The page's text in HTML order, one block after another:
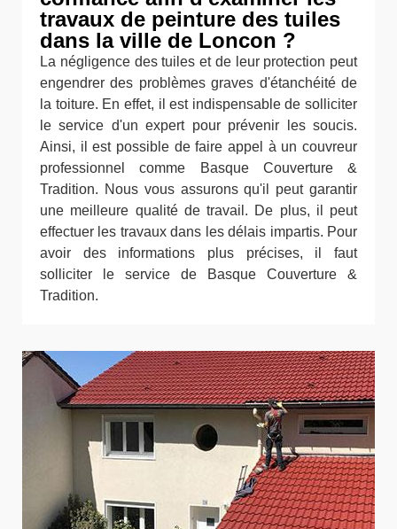
travaux de peinture des tuiles
dans la ville de Loncon ?
La négligence des tuiles et de leur protection peut
engendrer des problèmes graves d'étanchéité de
la toiture. En effet, il est indispensable de solliciter
le service d'un expert pour prévenir les soucis.
Ainsi, il est possible de faire appel à un couvreur
professionnel comme Basque Couverture &
Tradition. Nous vous assurons qu'il peut garantir
une meilleure qualité de travail. De plus, il peut
effectuer les travaux dans les délais impartis. Pour
avoir des informations plus précises, il faut
solliciter le service de Basque Couverture &
Tradition.